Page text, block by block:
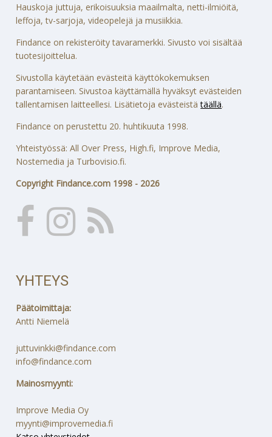
Hauskoja juttuja, erikoisuuksia maailmalta, netti-ilmiöitä,
leffoja, tv-sarjoja, videopelejä ja musiikkia.
Findance on rekisteröity tavaramerkki. Sivusto voi sisältää
tuotesijoittelua.
Sivustolla käytetään evästeitä käyttökokemuksen
parantamiseen. Sivustoa käyttämällä hyväksyt evästeiden
tallentamisen laitteellesi. Lisätietoja evästeistätäällä.
Findance on perustettu 20. huhtikuuta 1998.
Yhteistyössä: All Over Press, High.fi, Improve Media,
Nostemedia ja Turbovisio.fi.
Copyright Findance.com 1998 - 2026
YHTEYS
Päätoimittaja:
Antti Niemelä
juttuvinkki@findance.com
info@findance.com
Mainosmyynti:
Improve Media Oy
myynti@improvemedia.fi